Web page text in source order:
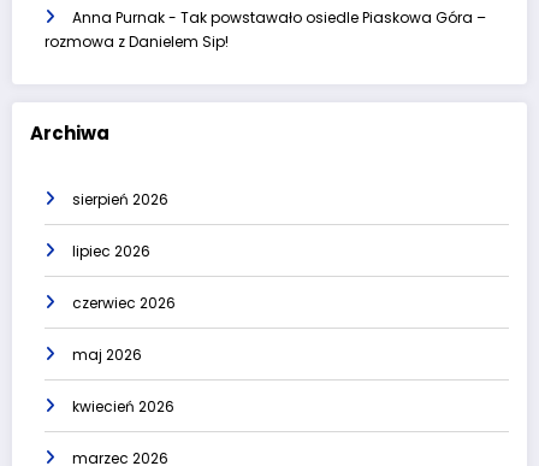
Anna Purnak- Tak powstawało osiedle Piaskowa Góra –
rozmowa z Danielem Sip!
Archiwa
sierpień 2026
lipiec 2026
czerwiec 2026
maj 2026
kwiecień 2026
marzec 2026